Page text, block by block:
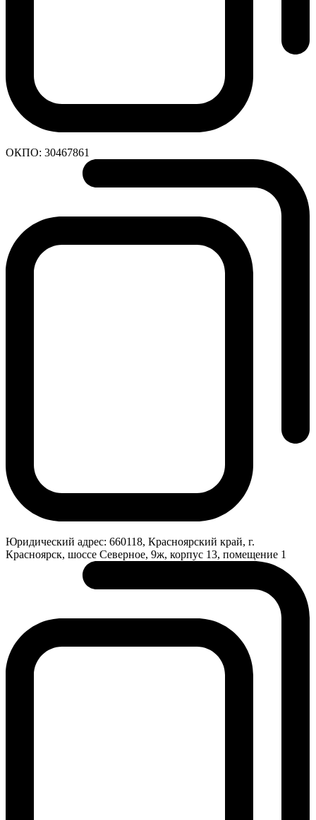
ОКПО: 30467861
Юридический адрес: 660118, Красноярский край, г.
Красноярск, шоссе Северное, 9ж, корпус 13, помещение 1